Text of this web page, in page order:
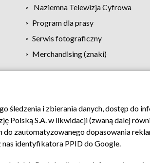
Naziemna Telewizja Cyfrowa
Program dla prasy
Serwis fotograficzny
Merchandising (znaki)
Pomoc Biuro reklamy Kontakt
śledzenia i zbierania danych, dostęp do
Polską S.A. w likwidacji (zwaną dalej
do zautomatyzowanego dopasowania
nas identyfikatora PPID do Google.